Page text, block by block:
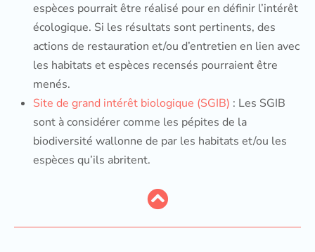
espèces pourrait être réalisé pour en définir l’intérêt
écologique. Si les résultats sont pertinents, des
actions de restauration et/ou d’entretien en lien avec
les habitats et espèces recensés pourraient être
menés.
Site de grand intérêt biologique (SGIB) : Les SGIB
sont à considérer comme les pépites de la
biodiversité wallonne de par les habitats et/ou les
espèces qu’ils abritent.